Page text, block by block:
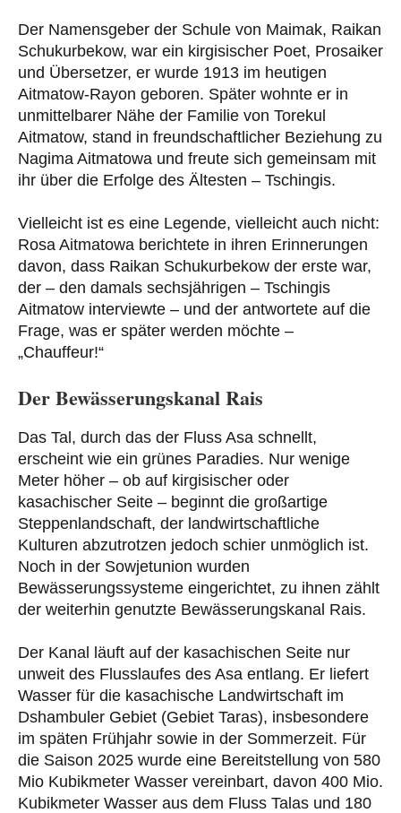
Der Namensgeber der Schule von Maimak, Raikan
Schukurbekow, war ein kirgisischer Poet, Prosaiker
und Übersetzer, er wurde 1913 im heutigen
Aitmatow-Rayon geboren. Später wohnte er in
unmittelbarer Nähe der Familie von Torekul
Aitmatow, stand in freundschaftlicher Beziehung zu
Nagima Aitmatowa und freute sich gemeinsam mit
ihr über die Erfolge des Ältesten – Tschingis.
Vielleicht ist es eine Legende, vielleicht auch nicht:
Rosa Aitmatowa berichtete in ihren Erinnerungen
davon, dass Raikan Schukurbekow der erste war,
der – den damals sechsjährigen – Tschingis
Aitmatow interviewte – und der antwortete auf die
Frage, was er später werden möchte –
„Chauffeur!“
Der Bewässerungskanal Rais
Das Tal, durch das der Fluss Asa schnellt,
erscheint wie ein grünes Paradies. Nur wenige
Meter höher – ob auf kirgisischer oder
kasachischer Seite – beginnt die großartige
Steppenlandschaft, der landwirtschaftliche
Kulturen abzutrotzen jedoch schier unmöglich ist.
Noch in der Sowjetunion wurden
Bewässerungssysteme eingerichtet, zu ihnen zählt
der weiterhin genutzte Bewässerungskanal Rais.
Der Kanal läuft auf der kasachischen Seite nur
unweit des Flusslaufes des Asa entlang. Er liefert
Wasser für die kasachische Landwirtschaft im
Dshambuler Gebiet (Gebiet Taras), insbesondere
im späten Frühjahr sowie in der Sommerzeit. Für
die Saison 2025 wurde eine Bereitstellung von 580
Mio Kubikmeter Wasser vereinbart, davon 400 Mio.
Kubikmeter Wasser aus dem Fluss Talas und 180